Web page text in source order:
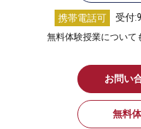
携帯電話可 受付
無料体験授業について
お問い
無料